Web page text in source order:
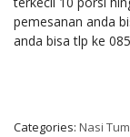
pemesanan anda
anda bisa tlp ke
Categories: Nasi